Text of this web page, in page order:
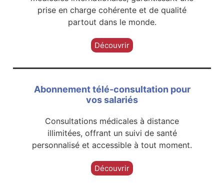
prise en charge cohérente et de qualité
partout dans le monde.
Découvrir
Abonnement télé-consultation pour
vos salariés
Consultations médicales à distance
illimitées, offrant un suivi de santé
personnalisé et accessible à tout moment.
Découvrir